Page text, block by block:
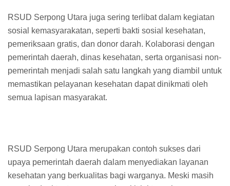
RSUD Serpong Utara juga sering terlibat dalam kegiatan
sosial kemasyarakatan, seperti bakti sosial kesehatan,
pemeriksaan gratis, dan donor darah. Kolaborasi dengan
pemerintah daerah, dinas kesehatan, serta organisasi non-
pemerintah menjadi salah satu langkah yang diambil untuk
memastikan pelayanan kesehatan dapat dinikmati oleh
semua lapisan masyarakat.
RSUD Serpong Utara merupakan contoh sukses dari
upaya pemerintah daerah dalam menyediakan layanan
kesehatan yang berkualitas bagi warganya. Meski masih